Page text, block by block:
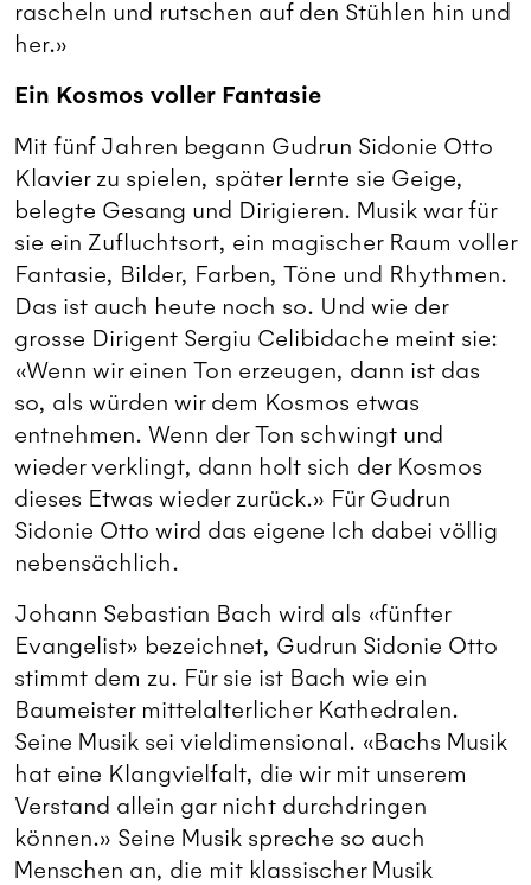
rascheln und rutschen auf den Stühlen hin und
her.»
Ein Kosmos voller Fantasie
Mit fünf Jahren begann Gudrun Sidonie Otto
Klavier zu spielen, später lernte sie Geige,
belegte Gesang und Dirigieren. Musik war für
sie ein Zufluchtsort, ein magischer Raum voller
Fantasie, Bilder, Farben, Töne und Rhythmen.
Das ist auch heute noch so. Und wie der
grosse Dirigent Sergiu Celibidache meint sie:
«Wenn wir einen Ton erzeugen, dann ist das
so, als würden wir dem Kosmos etwas
entnehmen. Wenn der Ton schwingt und
wieder verklingt, dann holt sich der Kosmos
dieses Etwas wieder zurück.» Für Gudrun
Sidonie Otto wird das eigene Ich dabei völlig
nebensächlich.
Johann Sebastian Bach wird als «fünfter
Evangelist» bezeichnet, Gudrun Sidonie Otto
stimmt dem zu. Für sie ist Bach wie ein
Baumeister mittelalterlicher Kathedralen.
Seine Musik sei vieldimensional. «Bachs Musik
hat eine Klangvielfalt, die wir mit unserem
Verstand allein gar nicht durchdringen
können.» Seine Musik spreche so auch
Menschen an, die mit klassischer Musik